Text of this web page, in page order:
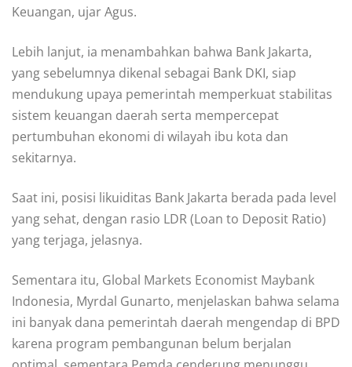
Keuangan, ujar Agus.
Lebih lanjut, ia menambahkan bahwa Bank Jakarta,
yang sebelumnya dikenal sebagai Bank DKI, siap
mendukung upaya pemerintah memperkuat stabilitas
sistem keuangan daerah serta mempercepat
pertumbuhan ekonomi di wilayah ibu kota dan
sekitarnya.
Saat ini, posisi likuiditas Bank Jakarta berada pada level
yang sehat, dengan rasio LDR (Loan to Deposit Ratio)
yang terjaga, jelasnya.
Sementara itu, Global Markets Economist Maybank
Indonesia, Myrdal Gunarto, menjelaskan bahwa selama
ini banyak dana pemerintah daerah mengendap di BPD
karena program pembangunan belum berjalan